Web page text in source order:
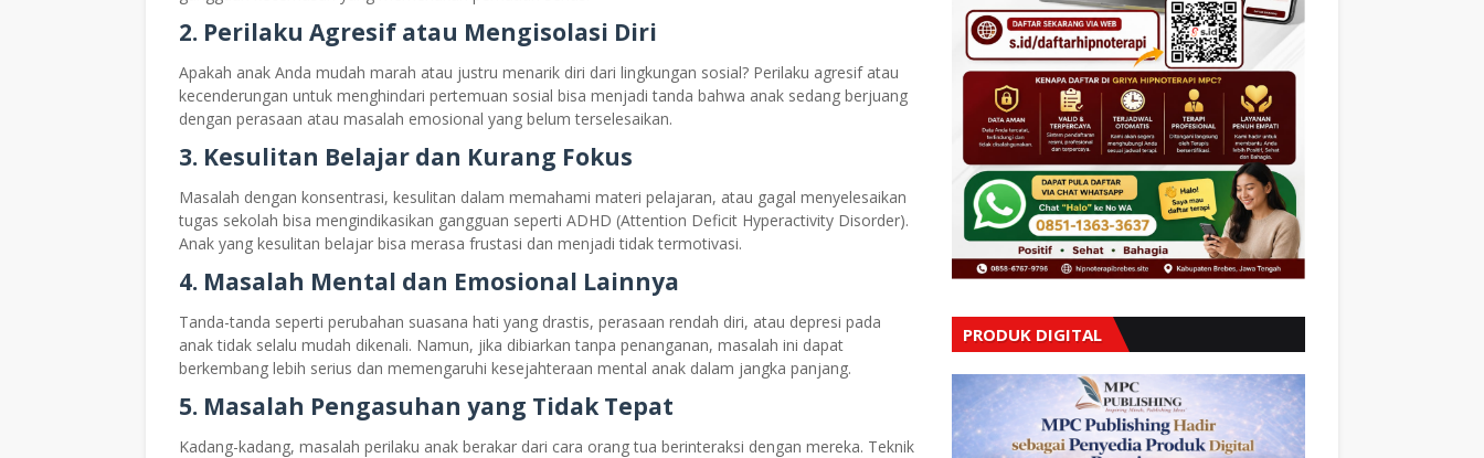
2. Perilaku Agresif atau Mengisolasi Diri
Apakah anak Anda mudah marah atau justru menarik diri dari lingkungan sosial? Perilaku agresif atau
kecenderungan untuk menghindari pertemuan sosial bisa menjadi tanda bahwa anak sedang berjuang
dengan perasaan atau masalah emosional yang belum terselesaikan.
3. Kesulitan Belajar dan Kurang Fokus
Masalah dengan konsentrasi, kesulitan dalam memahami materi pelajaran, atau gagal menyelesaikan
tugas sekolah bisa mengindikasikan gangguan seperti ADHD (Attention Deficit Hyperactivity Disorder).
Anak yang kesulitan belajar bisa merasa frustasi dan menjadi tidak termotivasi.
4. Masalah Mental dan Emosional Lainnya
Tanda-tanda seperti perubahan suasana hati yang drastis, perasaan rendah diri, atau depresi pada
anak tidak selalu mudah dikenali. Namun, jika dibiarkan tanpa penanganan, masalah ini dapat
berkembang lebih serius dan memengaruhi kesejahteraan mental anak dalam jangka panjang.
5. Masalah Pengasuhan yang Tidak Tepat
Kadang-kadang, masalah perilaku anak berakar dari cara orang tua berinteraksi dengan mereka. Teknik
PRODUK DIGITAL